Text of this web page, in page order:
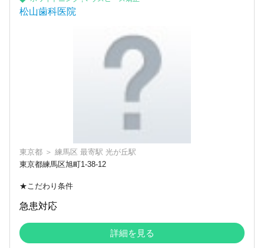
松山歯科医院
東京都 ＞ 練馬区 最寄駅 光が丘駅
東京都練馬区旭町1-38-12
★こだわり条件
急患対応
詳細を見る